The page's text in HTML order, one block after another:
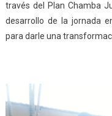
través del Plan Chamba
desarrollo de la jornada
para darle una